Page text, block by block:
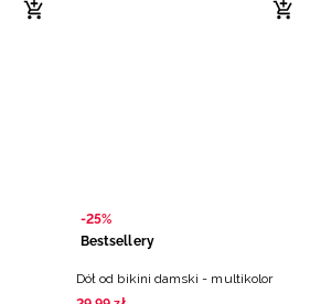
-25%
Bestsellery
Dół od bikini damski - multikolor